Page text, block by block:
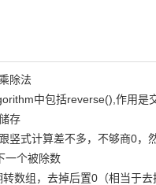
除法
中包括reverse(),作用是
存
竖式计算差不多，不够商0，
一个被除数
数组，去掉后置0（相当于去